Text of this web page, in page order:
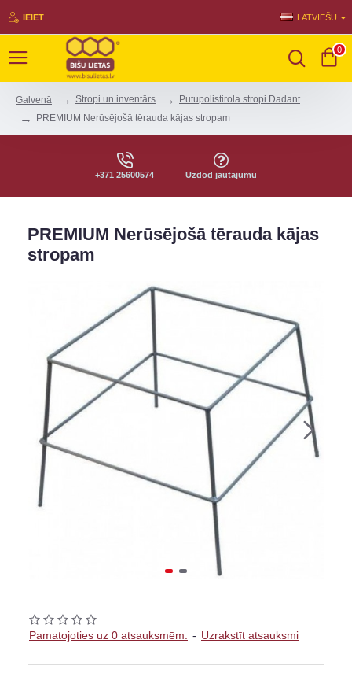
IEIET LATVIEŠU
0
Galvenā Stropi un inventārs
Putupolistirola stropi Dadant
PREMIUM Nerūsējošā tērauda kājas stropam
+371 25600574 Uzdod jautājumu
PREMIUM Nerūsējošā tērauda kājas
stropam
Pamatojoties uz 0 atsauksmēm. - Uzrakstīt atsauksmi